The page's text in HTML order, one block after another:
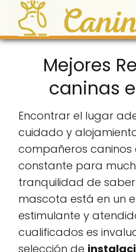
Mejores
caninas
Encontrar el lugar
cuidado y
compañeros
constante para
tranquilidad de
mascota está en un
estimulante y
cualificados es
selección de